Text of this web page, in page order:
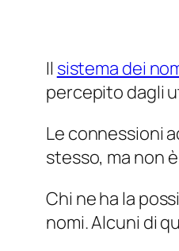
Il sistema dei
percepito dagli
Le connessioni
stesso, ma non
Chi ne ha la
nomi. Alcuni di